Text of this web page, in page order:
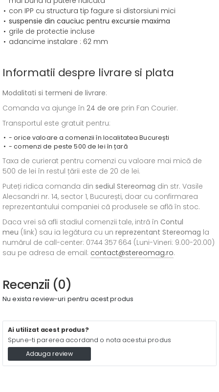
con IPP cu structura tip fagure si distorsiuni mici
suspensie din cauciuc pentru excursie maxima
grile de protectie incluse
adancime instalare : 62 mm
Informatii despre livrare si plata
Modalitati si termeni de livrare:
Comanda va ajunge în 24 de ore prin Fan Courier.
Transportul este gratuit pentru:
- orice valoare a comenzii în localitatea București
- comenzi de peste 500 de lei în țară
Taxa de curierat pentru comenzi cu valoare mai mică de
500 de lei în restul țării este de 20 de lei.
Puteți ridica comanda din sediul Stereomag din str. Vasile
Alecsandri nr. 14, sector 1, București, doar cu confirmarea
reprezentantului companiei că produsele se află în stoc.
Daca vrei să afli stadiul comenzii tale, intră în Contul
meu (link) sau ia legătura cu un reprezentant Stereomag la
numărul de call-center: 0744 357 664 (Luni-Vineri: 9.00-20.00)
sau pe adresa de email: contact@stereomag.ro.
Recenzii (0)
Nu exista review-uri pentru acest produs
Ai utilizat acest produs?
Spune-ti parerea acordand o nota acestui produs
Adauga review